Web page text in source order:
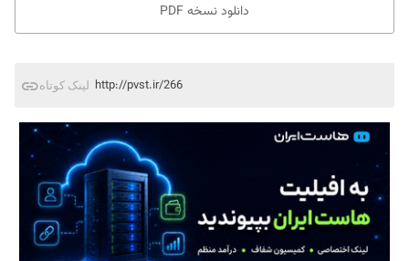
دانلود نسخه PDF
لینک کوتاه http://pvst.ir/266